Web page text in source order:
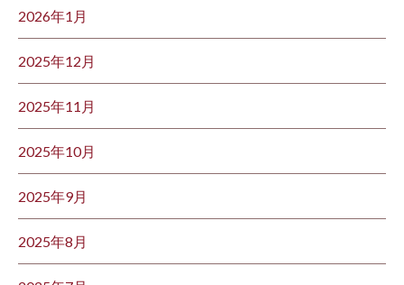
2026年1月
2025年12月
2025年11月
2025年10月
2025年9月
2025年8月